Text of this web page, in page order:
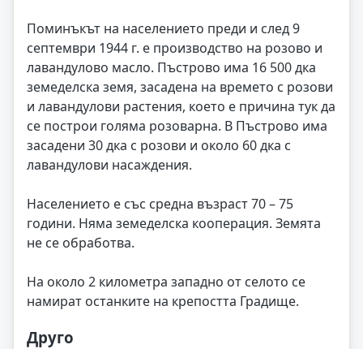
Поминъкът на населението преди и след 9
септември 1944 г. е производство на розово и
лавандулово масло. Пъстрово има 16 500 дка
земеделска земя, засадена на времето с розови
и лавандулови растения, което е причина тук да
се построи голяма розоварна. В Пъстрово има
засадени 30 дка с розови и около 60 дка с
лавандулови насаждения.
Населението е със средна възраст 70 – 75
години. Няма земеделска кооперация. Земята
не се обработва.
На около 2 километра западно от селото се
намират останките на крепостта Градище.
Друго